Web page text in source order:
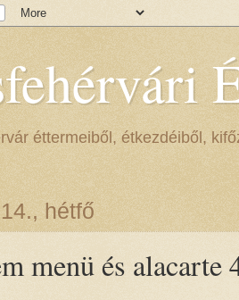
éttermeiből, étkezdéiből,
hétfő
menü és alacarte